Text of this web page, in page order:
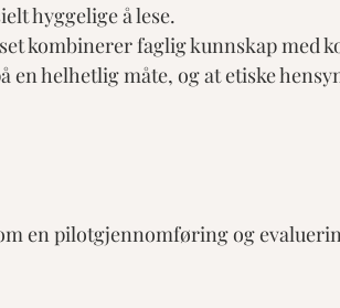
hyggelige å lese.
kombinerer faglig kunnskap med
helhetlig måte, og at etiske
en pilotgjennomføring og